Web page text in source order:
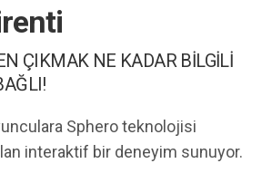
ÇIKMAK NE KADAR BİLGİLİ
Sphero teknolojisi
interaktif bir deneyim sunuyor.